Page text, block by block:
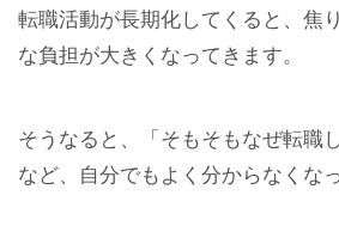
転職活動が長期化してくると、焦
な負担が大きくなってきます。
そうなると、「そもそもなぜ転職
など、自分でもよく分からなくな